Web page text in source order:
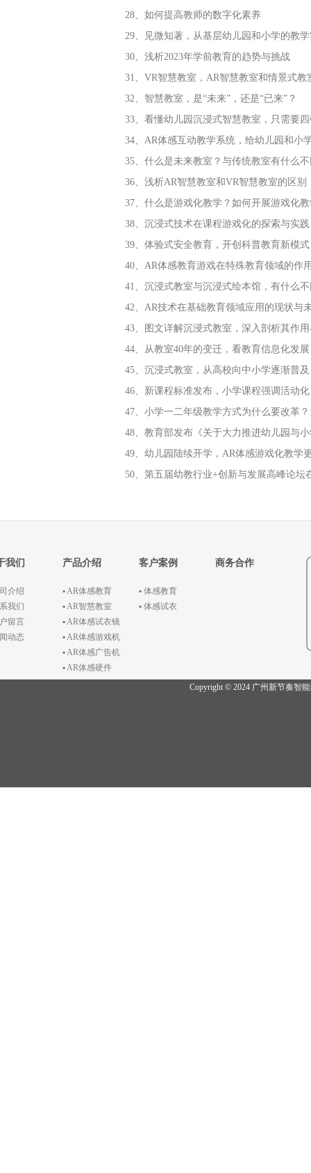
28、如何提高教师的数字化素养
29、见微知著，从基层幼儿园和小学的教
30、浅析2023年学前教育的趋势与挑战
31、VR智慧教室，AR智慧教室和情景式教
32、智慧教室，是“未来”，还是“已来”？
33、看懂幼儿园沉浸式智慧教室，只需要
34、AR体感互动教学系统，给幼儿园和小
35、什么是未来教室？与传统教室有什么
36、浅析AR智慧教室和VR智慧教室的区别
37、什么是游戏化教学？如何开展游戏化
38、沉浸式技术在课程游戏化的探索与实践
39、体验式安全教育，开创科普教育新模式
40、AR体感教育游戏在特殊教育领域的作
41、沉浸式教室与沉浸式绘本馆，有什么
42、AR技术在基础教育领域应用的现状与
43、图文详解沉浸式教室，深入剖析其作
44、从教室40年的变迁，看教育信息化发展
45、沉浸式教室，从高校向中小学逐渐普及
46、新课程标准发布，小学课程强调活动
47、小学一二年级教学方式为什么要改革
48、教育部发布《关于大力推进幼儿园与
49、幼儿园陆续开学，AR体感游戏化教学
50、第五届幼教行业+创新与发展高峰论坛
我们
介绍
我们
留言
动态
产品介绍
▪ AR体感教育
▪ AR智慧教室
▪ AR体感试衣镜
▪ AR体感游戏机
▪ AR体感广告机
▪ AR体感硬件
客户案例
▪ 体感教育
▪ 体感试衣
商务合作
Copyright © 2024 广州新节奏智